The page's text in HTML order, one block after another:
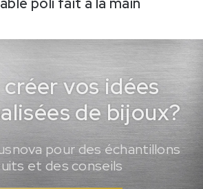
vos idées
de bijoux?
pour des échantillons
et des conseils